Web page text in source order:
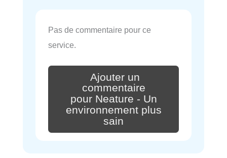
Pas de commentaire pour ce
service.
Ajouter un
commentaire
pour Neature - Un
environnement plus
sain